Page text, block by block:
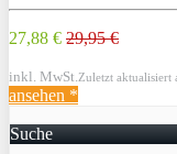
27,88 € 29,95 €
inkl. MwSt. Zuletzt aktualisiert
ansehen *
Suche